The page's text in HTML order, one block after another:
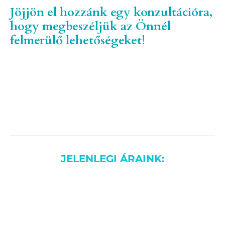
Jöjjön el hozzánk egy konzultációra,
hogy megbeszéljük az Önnél
felmerülő lehetőségeket!
JELENLEGI ÁRAINK: